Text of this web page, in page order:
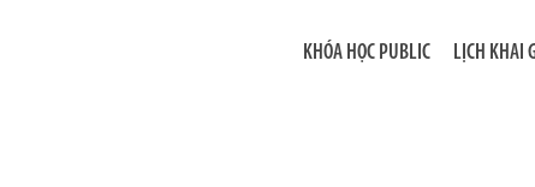
KHÓA HỌC PUBLIC LỊCH KHAI